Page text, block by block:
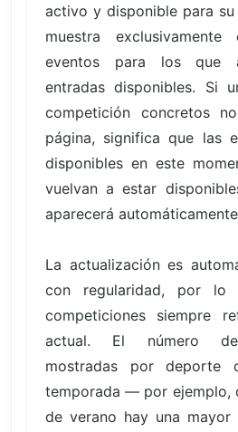
activo y disponible para
muestra exclusivamente
eventos para los que
entradas disponibles. Si
competición concretos
página, significa que las
disponibles en este
vuelvan a estar
aparecerá
La actualización es
con regularidad, por
competiciones siempre
actual. El número de
mostradas por deporte
temporada — por ejemplo,
de verano hay una